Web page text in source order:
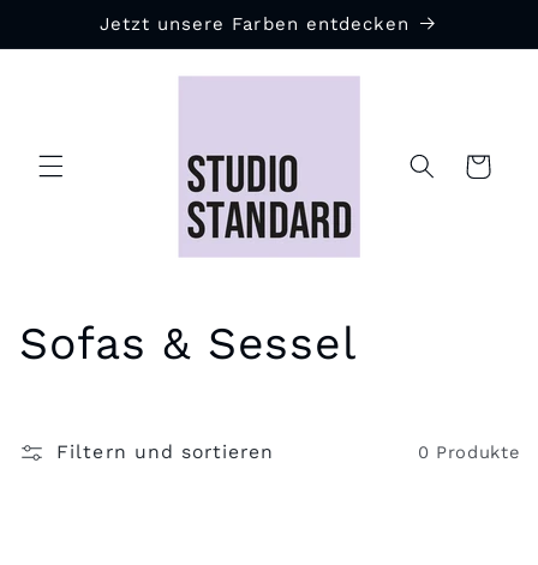
Inhalt
Jetzt unsere Farben entdecken
Warenkorb
K
t
Sofas & Sessel
Filtern und sortieren 0 Produkte